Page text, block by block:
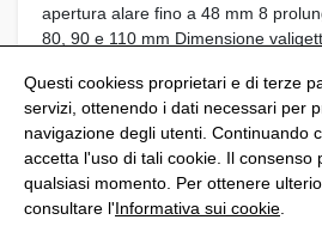
apertura alare fino a 48 mm 8
80, 90 e 110 mm Dimensione
@Shoptize 2026
Questi cookiess proprietari e di terze
servizi, ottenendo i dati necessari per
navigazione degli utenti. Continuando
accetta l'uso di tali cookie. Il consenso
qualsiasi momento. Per ottenere
consultare l'Informativa sui cookie